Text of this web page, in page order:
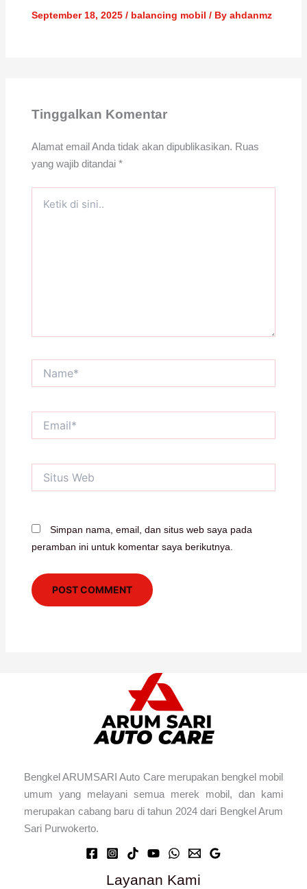
September 18, 2025 / balancing mobil / By ahdanmz
Tinggalkan Komentar
Alamat email Anda tidak akan dipublikasikan. Ruas
yang wajib ditandai *
Web
Simpan nama, email, dan situs web saya pada
peramban ini untuk komentar saya berikutnya.
Bengkel ARUMSARI Auto Care merupakan bengkel mobil
umum yang melayani semua merek mobil, dan kami
merupakan cabang baru di tahun 2024 dari Bengkel Arum
Sari Purwokerto.
Layanan Kami